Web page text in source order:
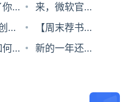
统
航
第10代iPad存
在大问题
4.6
大
操
态 | 统信软件
人才培养赋能
信创产业更好
的
位
克
来，微软官方
经典怀旧走一
波
新
国
【周末荐书】
后资本主义时
是否会成为失
合
新的一年还让
后腿？爽玩游